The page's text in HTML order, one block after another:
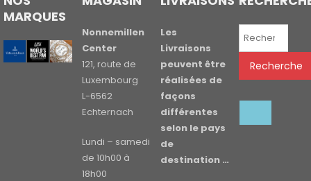
MARQUES
Nonnemillen
Center
121, route de
Luxembourg
L-6562
Echternach
Lundi – samedi
de 10h00 à
18h00
Les
Livraisons
peuvent être
réalisées de
façons
différentes
selon le pays
de
destination …
Recherche
Recherche